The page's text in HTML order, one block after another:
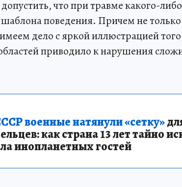
что при травме какого-
поведения. Причем не
дело с яркой иллюстрацией
приводило к нарушения
военные натянули «сетку»
как страна 13 лет тайно
инопланетных гостей